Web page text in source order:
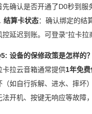
先确认是否开通了D0秒到服
结算卡状态：确认绑定的结
控延迟到账。可登录“拉卡拉
设备的保修政策是怎样的？
卡拉云音箱通常提供1年免费
（如自行拆解、进水、摔坏
法开机、按键无响应等故障